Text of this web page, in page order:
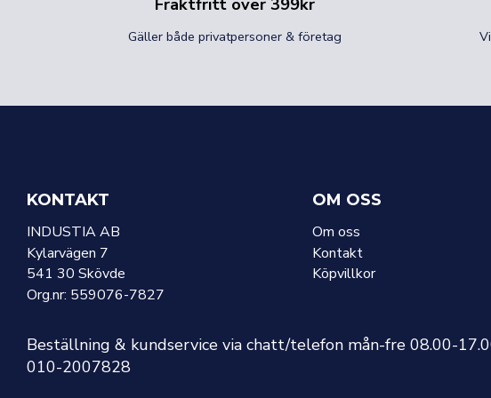
Fraktfritt över 399kr
Gäller både privatpersoner & företag
KONTAKT
INDUSTIA AB
Kylarvägen 7
541 30 Skövde
Org.nr: 559076-7827
OM OSS
Om oss
Kontakt
Köpvillkor
Beställning & kundservice via chatt/telefon mån-fre 08.00-
010-2007828